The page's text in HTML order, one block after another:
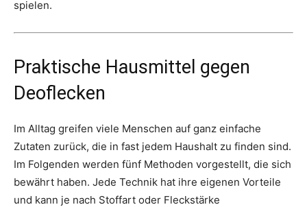
spielen.
Praktische Hausmittel gegen
Deoflecken
Im Alltag greifen viele Menschen auf ganz einfache
Zutaten zurück, die in fast jedem Haushalt zu finden sind.
Im Folgenden werden fünf Methoden vorgestellt, die sich
bewährt haben. Jede Technik hat ihre eigenen Vorteile
und kann je nach Stoffart oder Fleckstärke